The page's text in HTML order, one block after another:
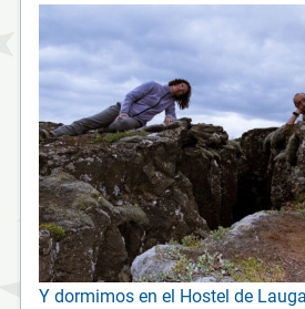
Y dormimos en el Hostel de